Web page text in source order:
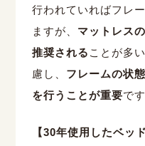
行われていればフレ
ますが、 マットレス
推奨される ことが多
慮し、 フレームの状
を行うことが重要です
【30年使用したベッ